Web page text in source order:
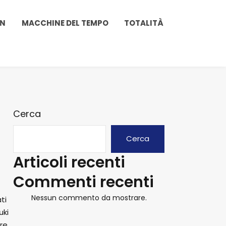
MACCHINE DEL TEMPO TOTALITÀ
Cerca
Cerca
Articoli recenti
Commenti recenti
Nessun commento da mostrare.